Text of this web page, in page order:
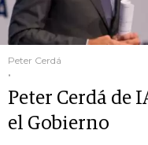
Peter Cerdá
.
Peter Cerdá de
el Gobierno